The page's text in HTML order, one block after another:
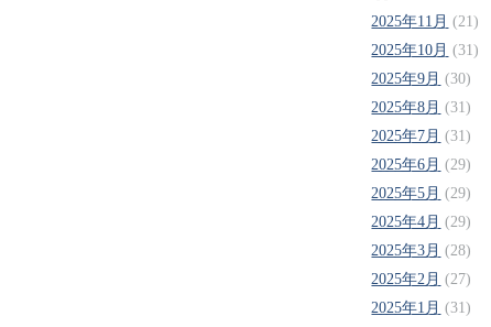
2025年11月 (21)
2025年10月 (31)
2025年9月 (30)
2025年8月 (31)
2025年7月 (31)
2025年6月 (29)
2025年5月 (29)
2025年4月 (29)
2025年3月 (28)
2025年2月 (27)
2025年1月 (31)